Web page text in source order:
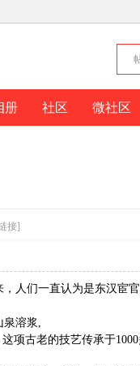
册 社区 微社区
接]
人们一直认为是东汉宦官
溶浆,
项古老的技艺传承于